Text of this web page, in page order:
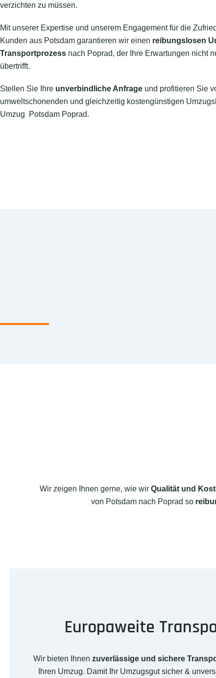
verzichten zu müssen.
Mit unserer Expertise und unserem Engagement für die
Kunden aus Potsdam garantieren wir einen reibungslosen
Transportprozess nach Poprad, der Ihre Erwartungen nicht
übertrifft.
Stellen Sie Ihre unverbindliche Anfrage und profitieren Sie
umweltschonenden und gleichzeitig kostengünstigen
Umzug Potsdam Poprad.
Wir zeigen Ihnen gerne, wie wir Qualität und
von Potsdam nach Poprad so
Europaweite
Wir bieten Ihnen zuverlässige und sichere
Ihren Umzug. Damit Ihr Umzugsgut sicher &